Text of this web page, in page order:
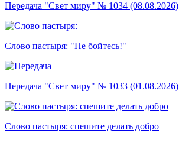
Передача "Свет миру" № 1034 (08.08.2026)
Слово пастыря: "Не бойтесь!"
Передача "Свет миру" № 1033 (01.08.2026)
Слово пастыря: спешите делать добро